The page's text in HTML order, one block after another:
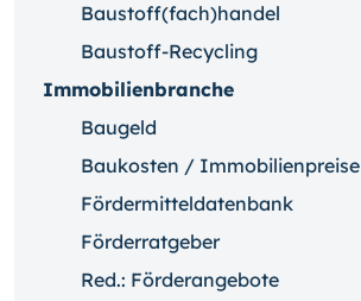
Baustoff(fach)handel
Baustoff-Recycling
Immobilienbranche
Baugeld
Baukosten / Immobilienpreise
Fördermitteldatenbank
Förderratgeber
Red.: Förderangebote